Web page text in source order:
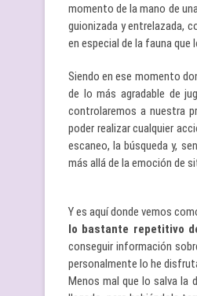
momento de la mano de
guionizada y entrelazada,
en especial de la fauna que
Siendo en ese momento
de lo más agradable de
controlaremos a nuestra
poder realizar cualquier
escaneo, la búsqueda y,
más allá de la emoción de
Y es aquí donde vemos
lo bastante repetitivo
conseguir información
personalmente lo he
Menos mal que lo salva la